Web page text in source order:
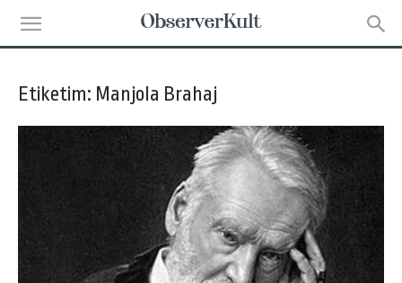
Etiketim: Manjola Brahaj